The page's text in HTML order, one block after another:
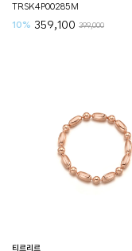
TRSK4P00285M
10% 359,100 399,000
티르리르